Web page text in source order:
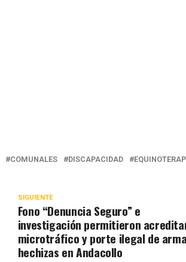
COMUNALES DISCAPACIDAD
SIGUIENTE
Fono “Denuncia Seguro” e
investigación permitieron
microtráfico y porte ilegal de
hechizas en Andacollo